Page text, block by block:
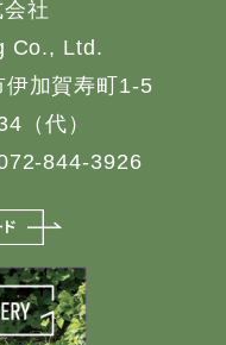
社
Co., Ltd.
加賀寿町1-5
（代）
844-3926